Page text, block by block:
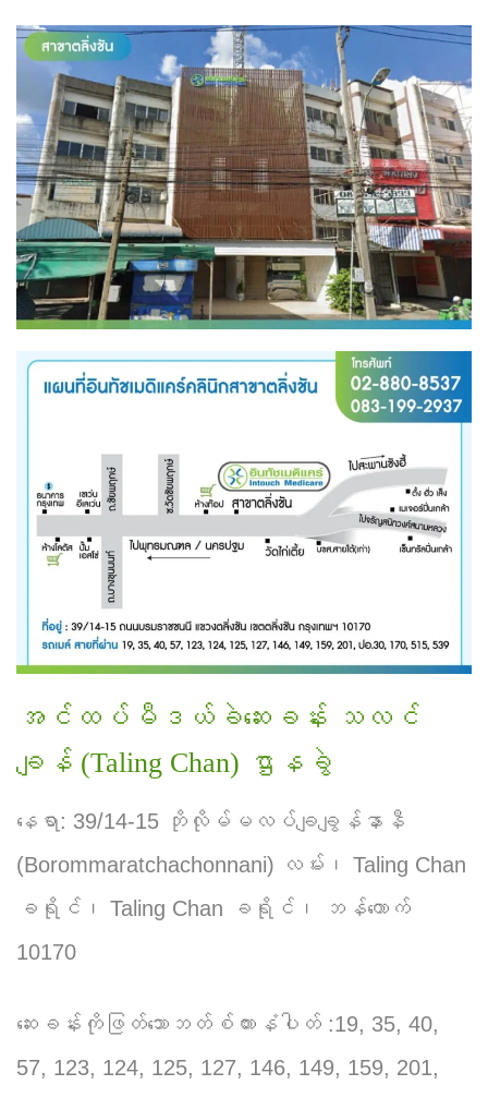
အင်ထပ်မီဒယ်ခဲဆေးခန်း သလင်
ချန် (Taling Chan) ဌာနခွဲ
နေရာ: 39/14-15 ဘိုလိုမ်မလပ်ချချွန်နာနီ
(Borommaratchachonnani) လမ်း၊ Taling Chan
ခရိုင်၊ Taling Chan ခရိုင်၊ ဘန်ကောက်
10170
ဆေးခန်းကိုဖြတ်သောဘတ်စ်ကားနံပါတ် :19, 35, 40,
57, 123, 124, 125, 127, 146, 149, 159, 201,